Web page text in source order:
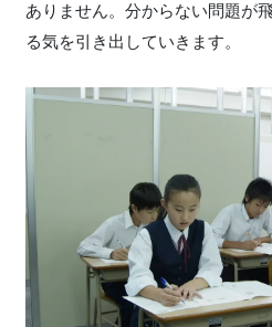
ありません。分からない問題が
る気を引き出していきます。